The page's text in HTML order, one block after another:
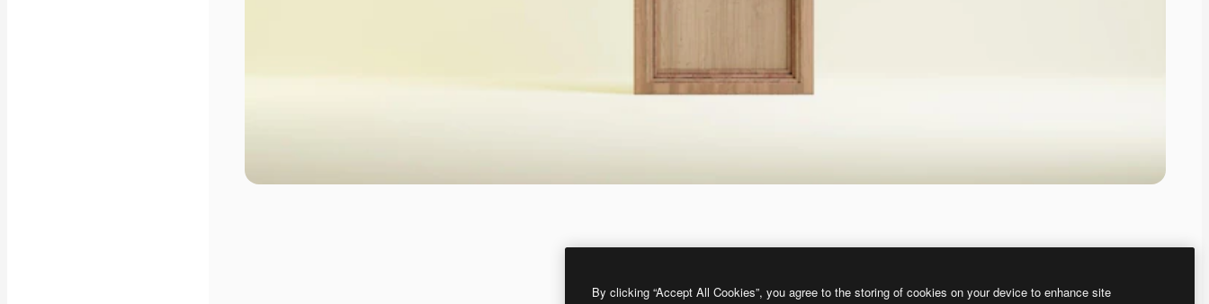
By clicking “Accept All Cookies”, you agree to the storing of cookies on your device to enhance site